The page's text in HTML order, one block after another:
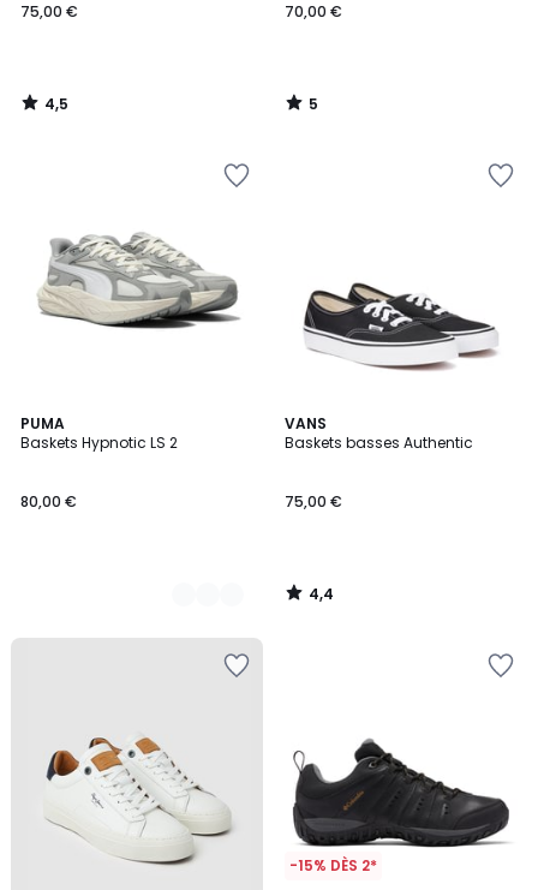
75,00 €
4,5
/
70,00 €
5
/
PUMA
Baskets Hypnotic LS 2
80,00 €
3
Couleurs
VANS
Baskets basses Authentic
75,00 €
4,4
/ 5
4,4
/
-15% DÈS 2*